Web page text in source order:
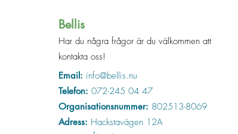
Bellis
Har du några frågor är du välkommen att
kontakta oss!
Email: info@bellis.nu
Telefon: 072-245 04 47
Organisationsnummer: 802513-8069
Adress: Hackstavägen 12A